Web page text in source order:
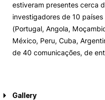
estiveram presentes cerca
investigadores de 10
(Portugal, Angola,
México, Peru, Cuba,
de 40 comunicações, de
Gallery